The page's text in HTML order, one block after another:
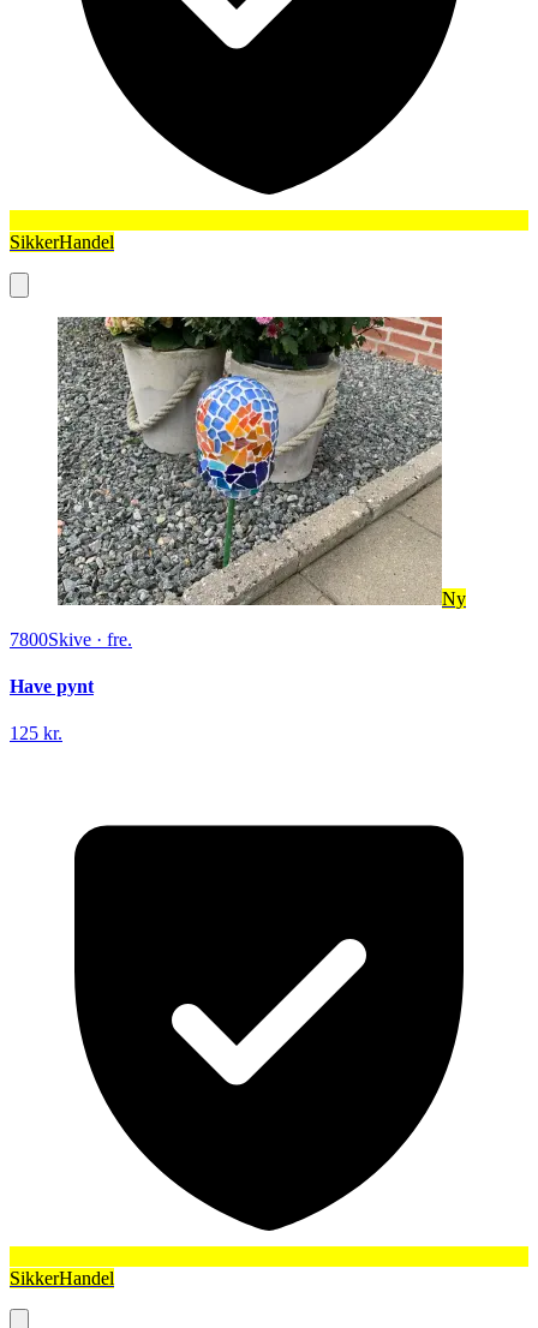
SikkerHandel
Ny
7800Skive · fre.
Have pynt
125 kr.
SikkerHandel